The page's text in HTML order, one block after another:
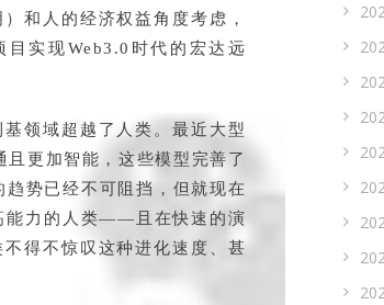
和人的经济权益角度考虑，
实现Web3.0时代的宏达远
领域超越了人类。最近大型
更加智能，这些模型完善了
势已经不可阻挡，但就现在
能力的人类——且在快速的演
得不惊叹这种进化速度、甚